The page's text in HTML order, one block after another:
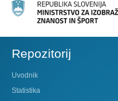
Repozitorij
Uvodnik
Statistika